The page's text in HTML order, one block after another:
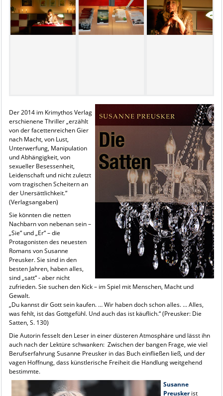
Der 2014 im Krimythos Verlag
erschienene Thriller „erzählt
von der facettenreichen Gier
nach Macht, von Lust,
Unterwerfung, Manipulation
und Abhängigkeit, von
sexueller Besessenheit,
Leidenschaft und nicht zuletzt
vom tragischen Scheitern an
der Unersättlichkeit.“
(Verlagsangaben)
Sie könnten die netten
Nachbarn von nebenan sein –
„Sie“ und „Er“ – die
Protagonisten des neuesten
Romans von Susanne
Preusker. Sie sind in den
besten Jahren, haben alles,
sind „satt“ - aber nicht
zufrieden. Sie suchen den Kick – im Spiel mit Menschen, Macht und
Gewalt.
„Du kannst dir Gott sein kaufen. … Wir haben doch schon alles. … Alles,
was fehlt, ist das Gottgefühl. Und auch das ist käuflich.“ (Preusker: Die
Satten, S. 130)
Die Autorin fesselt den Leser in einer düsteren Atmosphäre und lässt ihn
auch nach der Lektüre schwanken: Zwischen der bangen Frage, wie viel
Berufserfahrung Susanne Preusker in das Buch einfließen ließ, und der
vagen Hoffnung, dass künstlerische Freiheit die Handlung weitgehend
bestimmte.
Susanne
Preuskerist